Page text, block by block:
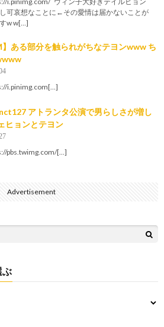
哀想なことに←その愛情は届かないことが
w w[…]
】ある部分を触られがちなテヨンwww ち
i.pinimg.com[…]
アトランタ公演で男らしさが増し
ヒョンとテヨン
pbs.twimg.com/[…]
Advertisement
ぶ